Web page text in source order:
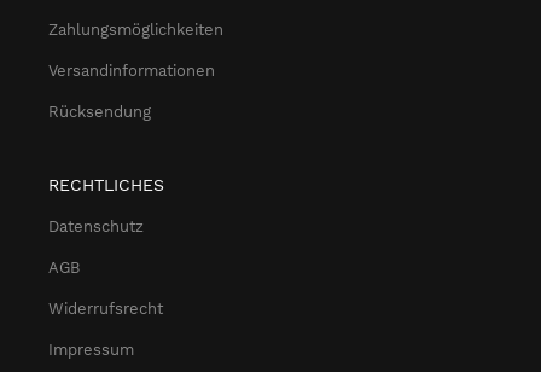
Zahlungsmöglichkeiten
Versandinformationen
Rücksendung
RECHTLICHES
Datenschutz
AGB
Widerrufsrecht
Impressum